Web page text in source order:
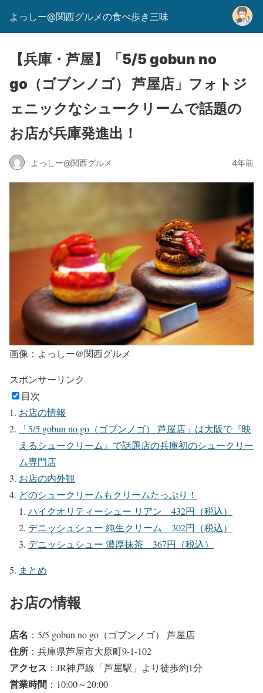
よっしー@関西グルメの食べ歩き三味
【兵庫・芦屋】「5/5 gobun no
go（ゴブンノゴ） 芦屋店」フォトジ
ェニックなシュークリームで話題の
お店が兵庫発進出！
よっしー@関西グルメ 4年前
画像：よっしー@関西グルメ
スポンサーリンク
目次
お店の情報
「5/5 gobun no go（ゴブンノゴ） 芦屋店」は大阪で『映
えるシュークリーム』で話題店の兵庫初のシュークリー
ム専門店
お店の内外観
どのシュークリームもクリームたっぷり！
ハイクオリティーシュー リアン 432円（税込）
デニッシュシュー 純生クリーム 302円（税込）
デニッシュシュー 濃厚抹茶 367円（税込）
まとめ
お店の情報
店名 ：5/5 gobun no go（ゴブンノゴ） 芦屋店
住所 ：兵庫県芦屋市大原町9-1-102
アクセス ：JR神戸線「芦屋駅」より徒歩約1分
営業時間 ：10:00～20:00